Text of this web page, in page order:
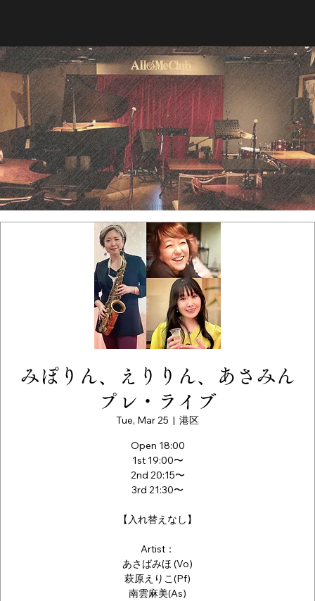
みぽりん、えりりん、あさみん
プレ・ライブ
Tue, Mar 25
  |
港区
Open 18:00
1st 19:00〜
2nd 20:15〜
3rd 21:30〜
【入れ替えなし】
Artist：
あさばみほ (Vo)
萩原えりこ(Pf)
南雲麻美(As)